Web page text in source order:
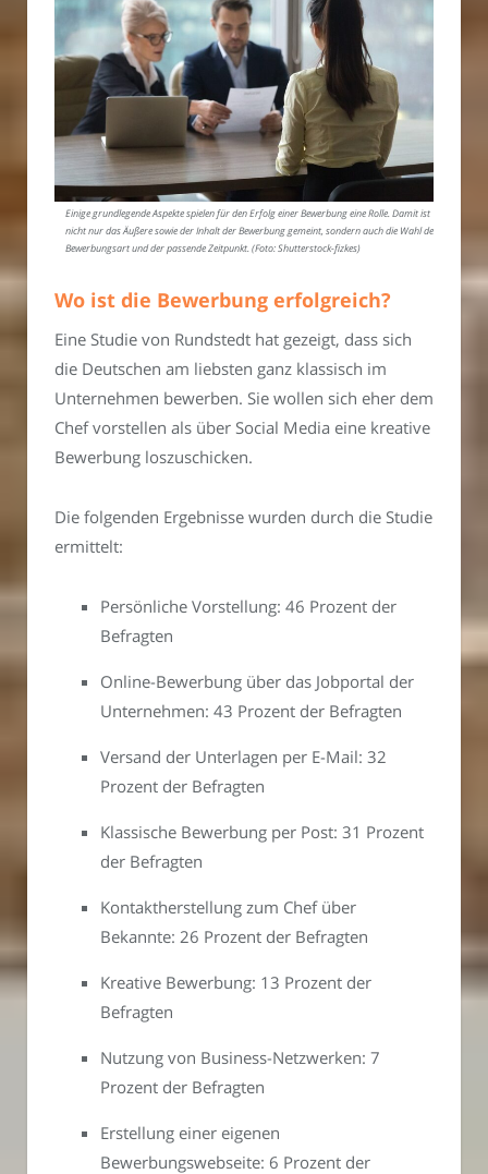
Einige grundlegende Aspekte spielen für den Erfolg einer Bewerbung eine Rolle. Damit ist
nicht nur das Äußere sowie der Inhalt der Bewerbung gemeint, sondern auch die Wahl der
Bewerbungsart und der passende Zeitpunkt. (Foto: Shutterstock-fizkes)
Wo ist die Bewerbung erfolgreich?
Eine Studie von Rundstedt hat gezeigt, dass sich
die Deutschen am liebsten ganz klassisch im
Unternehmen bewerben. Sie wollen sich eher dem
Chef vorstellen als über Social Media eine kreative
Bewerbung loszuschicken.
Die folgenden Ergebnisse wurden durch die Studie
ermittelt:
Persönliche Vorstellung: 46 Prozent der
Befragten
Online-Bewerbung über das Jobportal der
Unternehmen: 43 Prozent der Befragten
Versand der Unterlagen per E-Mail: 32
Prozent der Befragten
Klassische Bewerbung per Post: 31 Prozent
der Befragten
Kontaktherstellung zum Chef über
Bekannte: 26 Prozent der Befragten
Kreative Bewerbung: 13 Prozent der
Befragten
Nutzung von Business-Netzwerken: 7
Prozent der Befragten
Erstellung einer eigenen
Bewerbungswebseite: 6 Prozent der